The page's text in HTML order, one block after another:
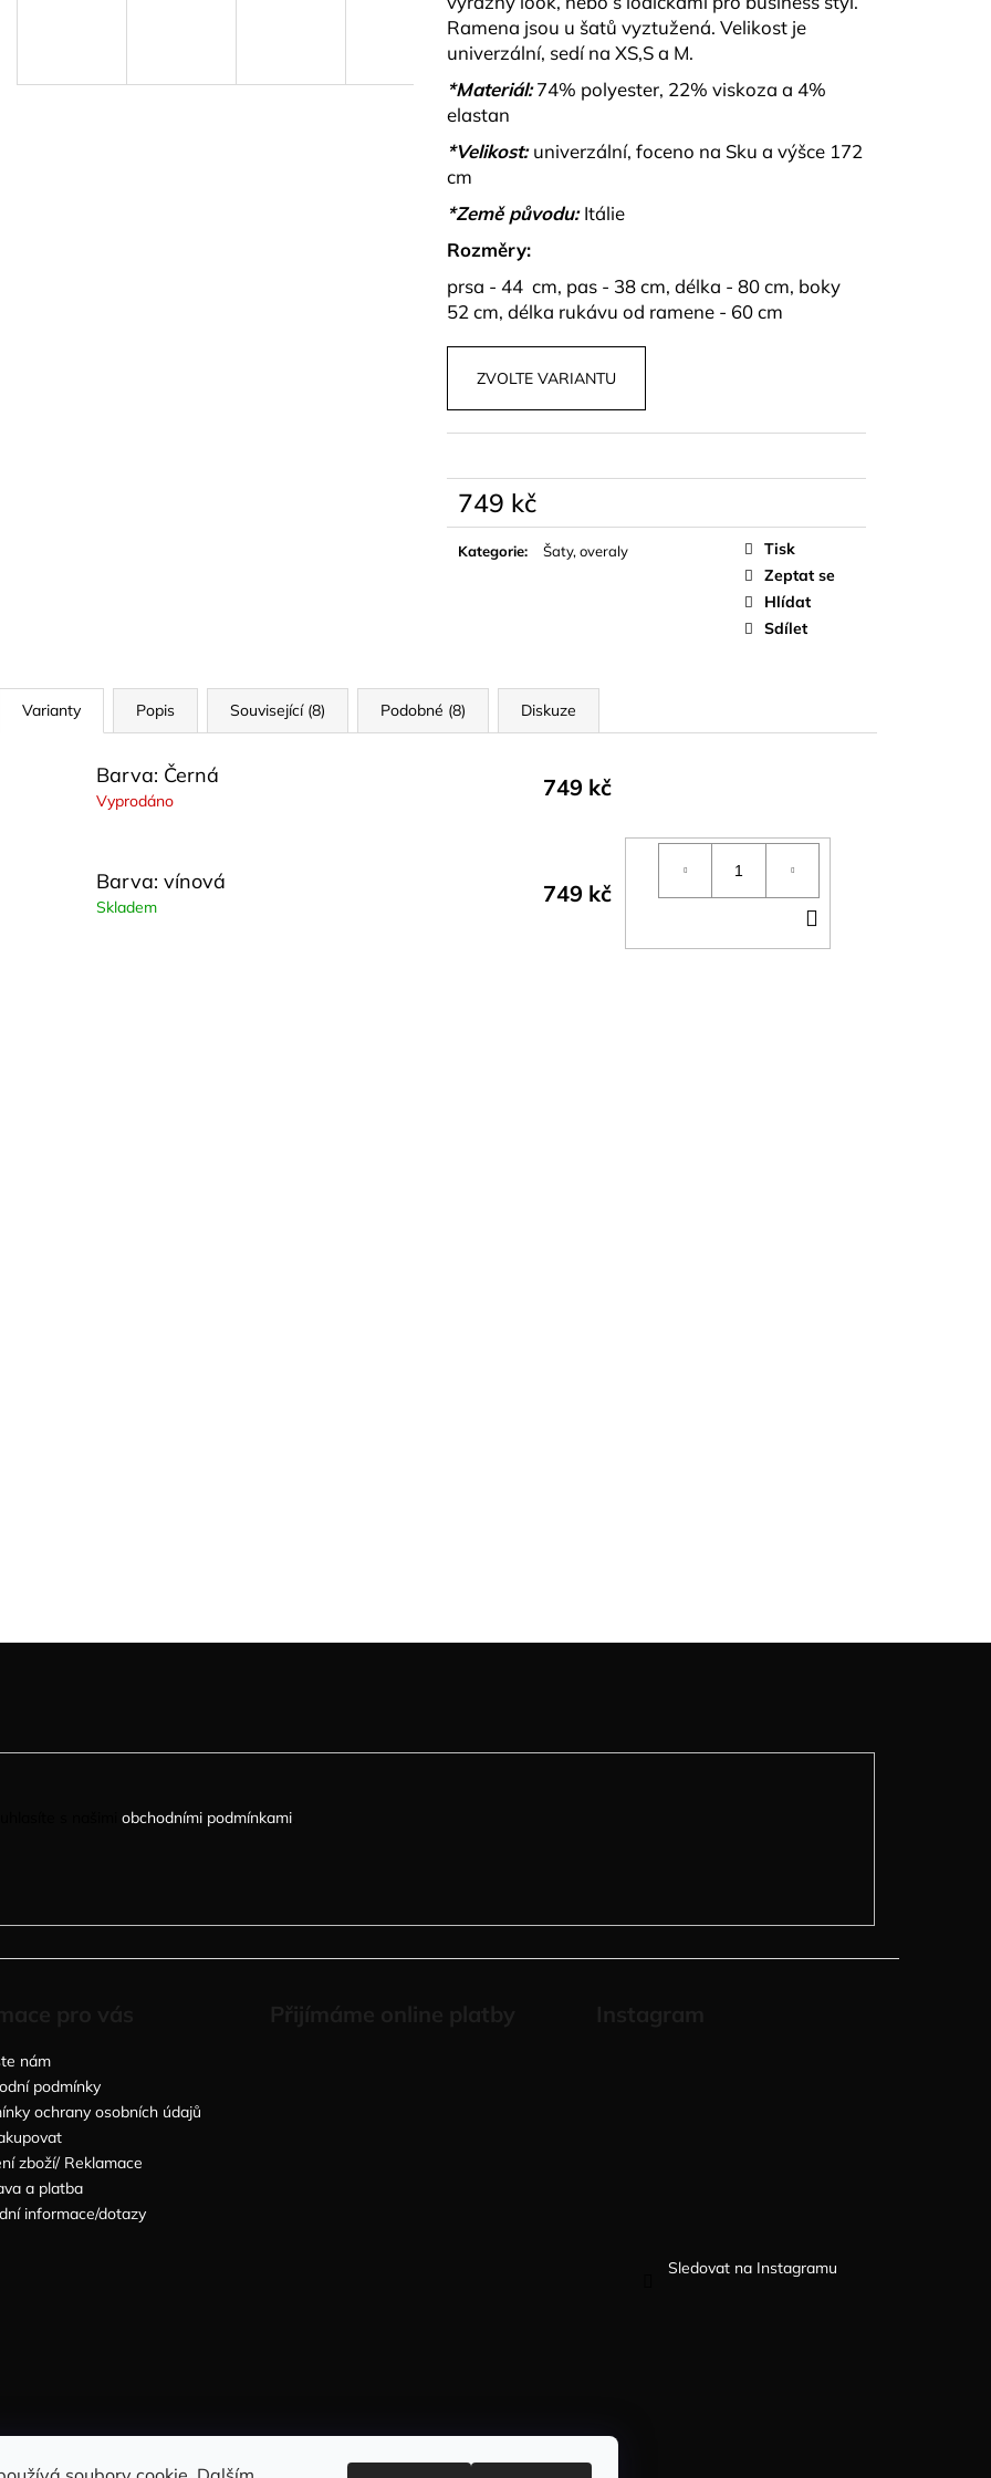
Ramena jsou u šatů vyztužená. Velikost je
univerzální, sedí na XS,S a M.
*Materiál: 74% polyester, 22% viskoza a 4%
elastan
*Velikost: univerzální, foceno na Sku a výšce 172
cm
*Země původu: Itálie
Rozměry:
prsa - 44 cm, pas - 38 cm, délka - 80 cm, boky
52 cm, délka rukávu od ramene - 60 cm
ZVOLTE VARIANTU
749 kč
Měrná
cena:
Kategorie: Šaty, overaly
Tisk
Zeptat se
Hlídat
Sdílet
Varianty Popis Související (8) Podobné (8) Diskuze
Barva: Černá
Vyprodáno 749 kč
Barva: vínová
Skladem 749 kč
KOŠÍKU
BÉŽOVÝ SET TOPU A KALHOT S
KORÁLKY AVENZA
obchodními podmínkami.
nám
podmínky
ochrany osobních údajů
zboží/ Reklamace
a platba
informace/dotazy
Sledovat na Instagramu
Sleduj nás na FACEBOOKU